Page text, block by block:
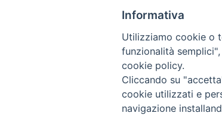
Copyright © 2019 - Tutti i diritti
Informativa
Utilizziamo cookie o
funzionalità
cookie policy.
Cliccando su
cookie utilizzati e
navigazione